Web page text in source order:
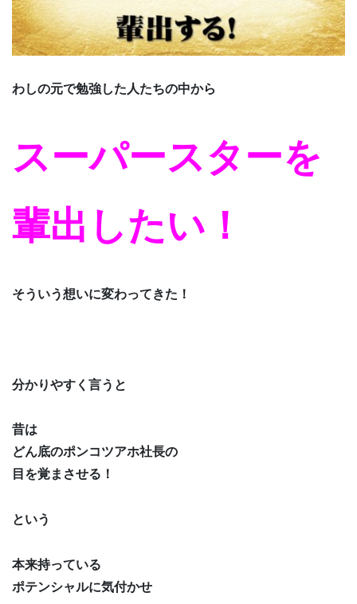
わしの元で勉強した人たちの中から
スーパースターを
輩出したい！
そういう想いに変わってきた！
分かりやすく言うと
昔は
どん底のポンコツアホ社長の
目を覚まさせる！
という
本来持っている
ポテンシャルに気付かせ